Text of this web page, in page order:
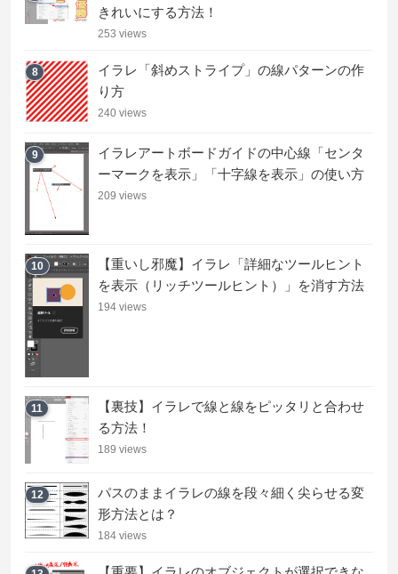
きれいにする方法！
253 views
8
イラレ「斜めストライプ」の線パターンの作
り方
240 views
9
イラレアートボードガイドの中心線「センタ
ーマークを表示」「十字線を表示」の使い方
209 views
10
【重いし邪魔】イラレ「詳細なツールヒント
を表示（リッチツールヒント）」を消す方法
194 views
11
【裏技】イラレで線と線をピッタリと合わせ
る方法！
189 views
12
パスのままイラレの線を段々細く尖らせる変
形方法とは？
184 views